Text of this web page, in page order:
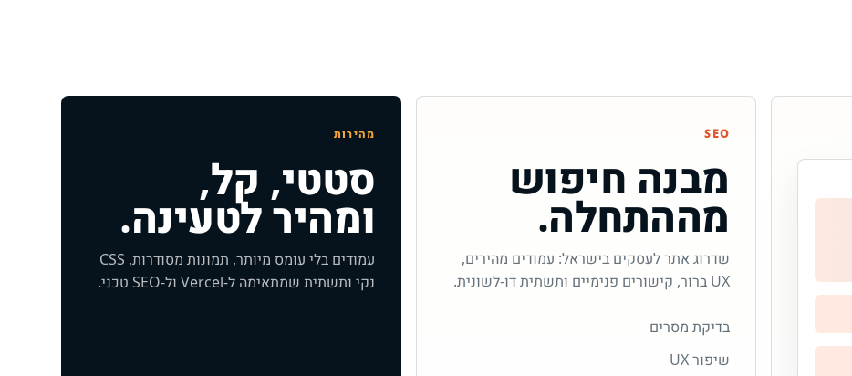
SEO
מבנה חיפוש
מההתחלה.
שדרוג אתר לעסקים בישראל: עמודים מהירים,
UX ברור, קישורים פנימיים ותשתית דו-לשונית.
בדיקת מסרים
שיפור UX
מהירות
סטטי, קל,
ומהיר לטעינה.
עמודים בלי עומס מיותר, תמונות מסודרות, CSS
נקי ותשתית שמתאימה ל-Vercel ול-SEO טכני.